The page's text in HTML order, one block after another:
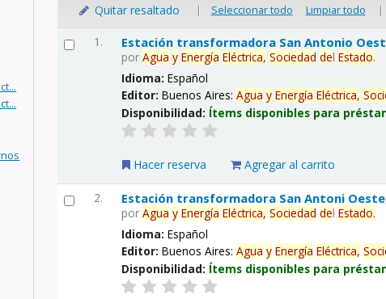
Quitar resaltado | Seleccionar todo Limpiar todo |
1. Estación transformadora San Antonio
porAgua y Energía Eléctrica, Sociedad delEstado.
Idioma:Español
Editor:Buenos Aires:Agua y Energía Eléctrica,
Disponibilidad: Ítems disponibles para
Hacer reserva Agregar al carrito
2. Estación transformadora San Antoni
porAgua y Energía Eléctrica, Sociedad delEstado.
Idioma:Español
Editor:Buenos Aires:Agua y Energía Eléctrica,
Disponibilidad: Ítems disponibles para